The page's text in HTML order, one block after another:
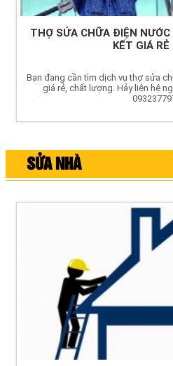
THỢ SỬA CHỮA ĐIỆN
KẾT GIÁ
Bạn đang cần tìm dịch vụ thợ sửa
giá rẻ, chất lượng. Hảy liên hệ
SỬA NHÀ